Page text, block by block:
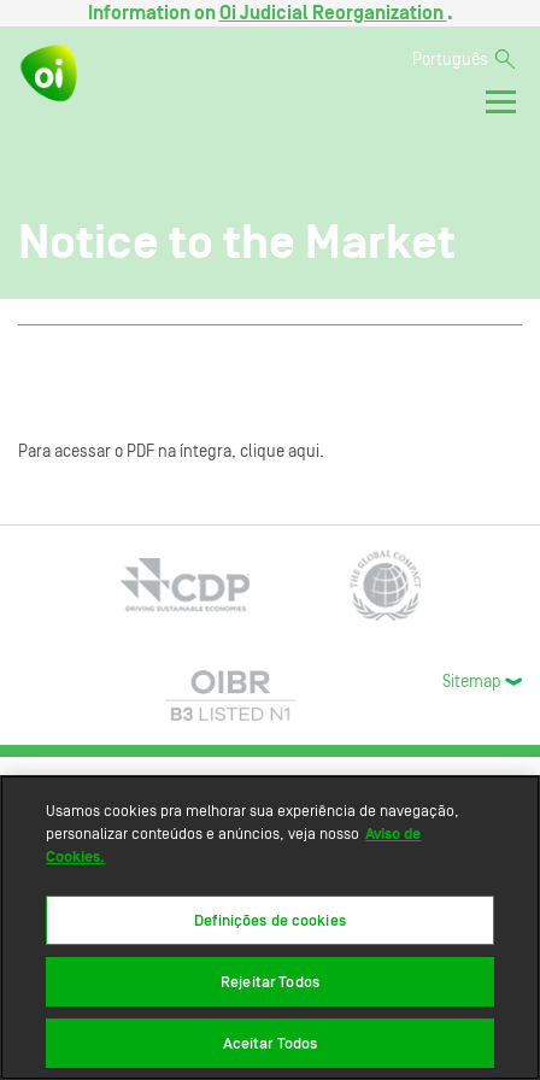
Information onOi Judicial Reorganization .
Português
Notice to the Market
Para acessar o PDF na íntegra, clique aqui.
Sitemap
Usamos cookies pra melhorar sua experiência de navegação,
personalizar conteúdos e anúncios, veja nosso Aviso de
Cookies.
Definições de cookies
Rejeitar Todos
Aceitar Todos